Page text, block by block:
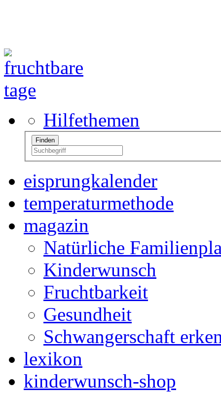
Hilfethemen
eisprungkalender
temperaturmethode
magazin
Natürliche
Kinderwunsch
Fruchtbarkeit
Gesundheit
Schwangerschaft
lexikon
kinderwunsch-shop